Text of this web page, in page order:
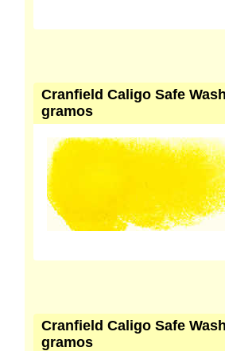
Cranfield Caligo Safe
gramos
Cranfield Caligo Safe
gramos